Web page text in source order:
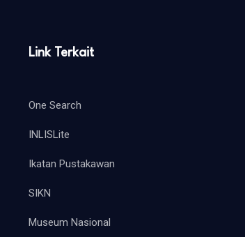
Link Terkait
One Search
INLISLite
Ikatan Pustakawan
SIKN
Museum Nasional